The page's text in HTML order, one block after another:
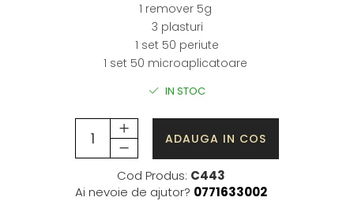
1 remover 5g
3 plasturi
1 set 50 periute
1 set 50 microaplicatoare
IN STOC
ADAUGA IN COS
Cod Produs: C443
Ai nevoie de ajutor? 0771633002